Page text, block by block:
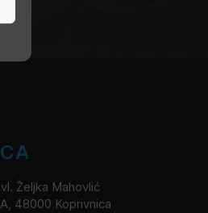
Željka Mahovlić
48000 Koprivnica